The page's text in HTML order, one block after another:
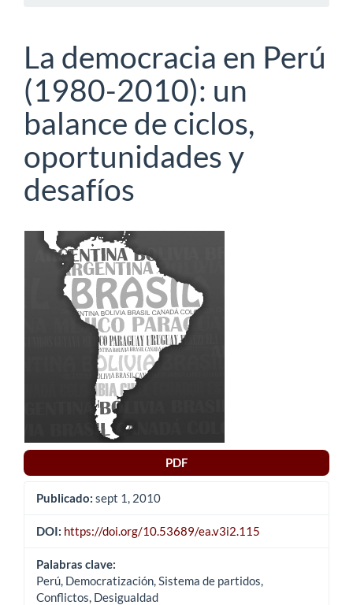
La democracia en Perú
(1980-2010): un
balance de ciclos,
oportunidades y
desafíos
Barra
lateral
artículo
PDF
Publicado: sept 1, 2010
DOI: https://doi.org/10.53689/ea.v3i2.115
Palabras clave:
Perú, Democratización, Sistema de partidos,
Conflictos, Desigualdad